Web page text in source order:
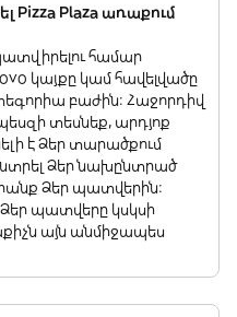
Pizza Plaza առաքում
համար
կայքը կամ հավելվածը
բաժին: Հաջորդիվ
տեսնեք, արդյոք
է Ձեր տարածքում
Ձեր նախընտրած
Ձեր պատվերին:
պատվերը կսկսի
այն անմիջապես